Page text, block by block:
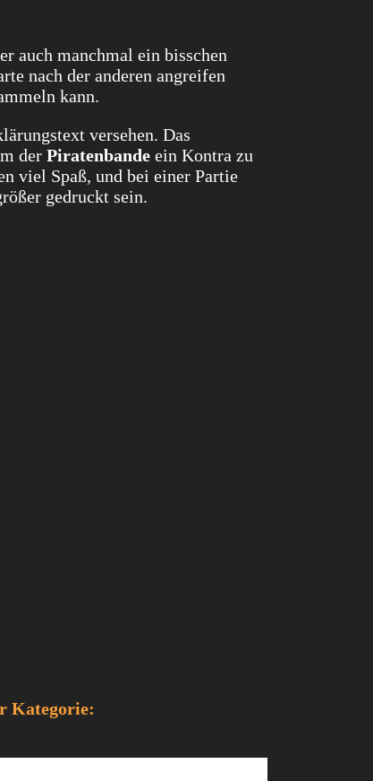
auch manchmal ein bisschen
nach der anderen angreifen
kann.
versehen. Das
der Piratenbande ein Kontra zu
viel Spaß, und bei einer Partie
gedruckt sein.
Kategorie: